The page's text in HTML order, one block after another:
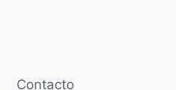
Contacto